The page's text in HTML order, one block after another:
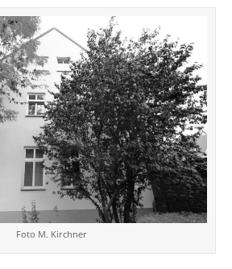
Foto M. Kirchner